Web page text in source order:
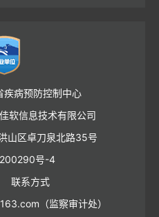
疾病预防控制中心
软信息技术有限公司
山区卓刀泉北路35号
号-4
联系方式
（监察审计处）